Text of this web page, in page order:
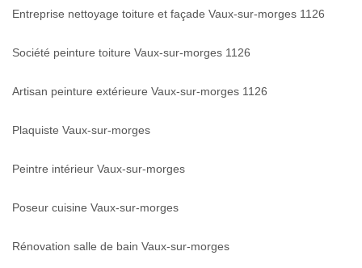
Entreprise nettoyage toiture et façade Vaux-sur-morges 1126
Société peinture toiture Vaux-sur-morges 1126
Artisan peinture extérieure Vaux-sur-morges 1126
Plaquiste Vaux-sur-morges
Peintre intérieur Vaux-sur-morges
Poseur cuisine Vaux-sur-morges
Rénovation salle de bain Vaux-sur-morges